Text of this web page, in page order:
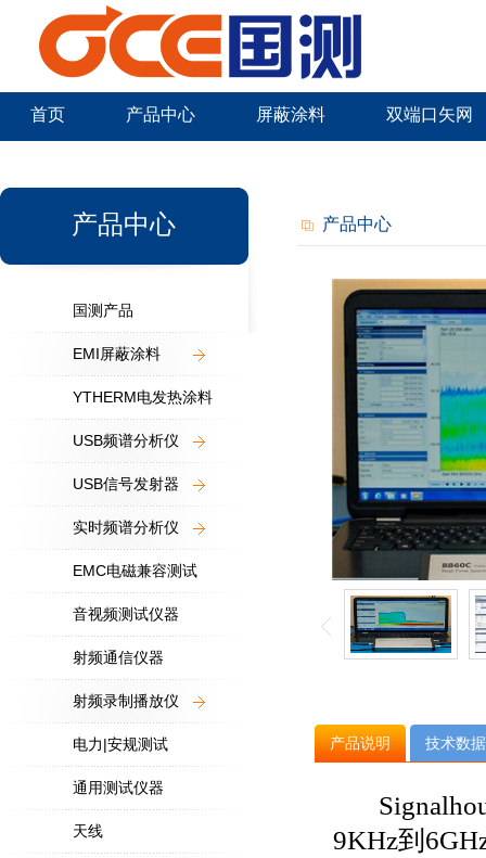
首页 产品中心 屏蔽涂料 双端口矢网
产品中心
国测产品
EMI屏蔽涂料
YTHERM电发热涂料
USB频谱分析仪
USB信号发射器
实时频谱分析仪
EMC电磁兼容测试
音视频测试仪器
射频通信仪器
射频录制播放仪
电力|安规测试
通用测试仪器
天线
产品中心
产品说明 技术数据
9KHz到